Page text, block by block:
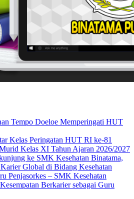
Tempo Doeloe Memperingati HUT
Kelas Peringatan HUT RI ke-81
Kelas XI Tahun Ajaran 2026/2027
ke SMK Kesehatan Binatama,
Global di Bidang Kesehatan
Penjasorkes – SMK Kesehatan
Berkarier sebagai Guru